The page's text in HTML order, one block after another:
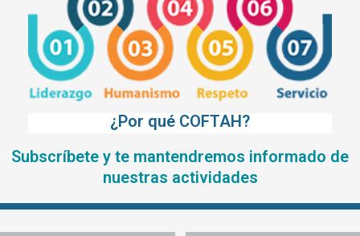
¿Por qué COFTAH?
Subscríbete y te mantendremos informado de
nuestras actividades